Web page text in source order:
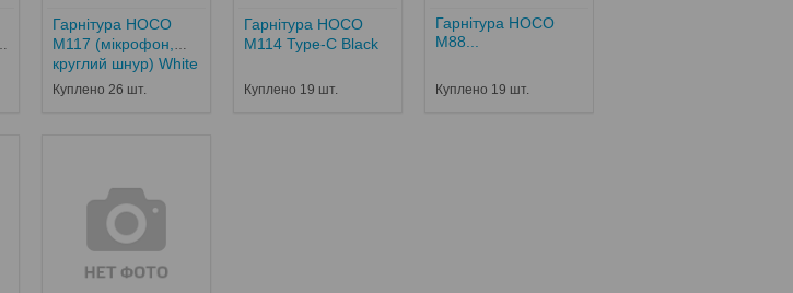
Гарнітура HOCO
M117 (мікрофон,
круглий шнур) White
Куплено 26 шт.
Гарнітура HOCO
M114 Type-C Black
Куплено 19 шт.
Гарнітура HOCO
M88...
Куплено 19 шт.